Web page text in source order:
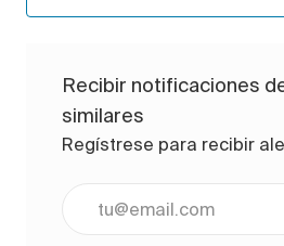
Recibir notificaciones
similares
Regístrese para recibir
Ingrese la dirección de